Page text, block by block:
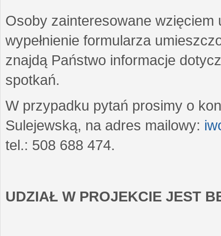
Osoby zainteresowane wzięciem
wypełnienie formularza
znajdą Państwo informacje
spotkań.
W przypadku pytań prosimy o
Sulejewską, na adres mailowy:
tel.: 508 688 474.
UDZIAŁ W PROJEKCIE JEST